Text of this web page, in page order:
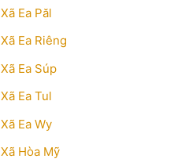
Xã Ea Păl
Xã Ea Riêng
Xã Ea Súp
Xã Ea Tul
Xã Ea Wy
Xã Hòa Mỹ